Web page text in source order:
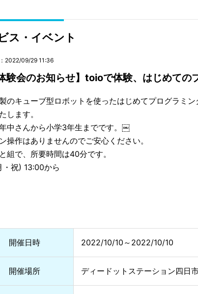
ス・イベント
2022/09/29 11:36
体験会のお知らせ】toioで体験、はじめての
のキューブ型ロボットを使ったはじめてプログラミ
します。
中さんから小学3年生までです。￼
操作はありませんのでご安心ください。
組で、所要時間は40分です。
・祝) 13:00から
開催日時 2022/10/10～2022/10/10
開催場所 ディードットステーション四日